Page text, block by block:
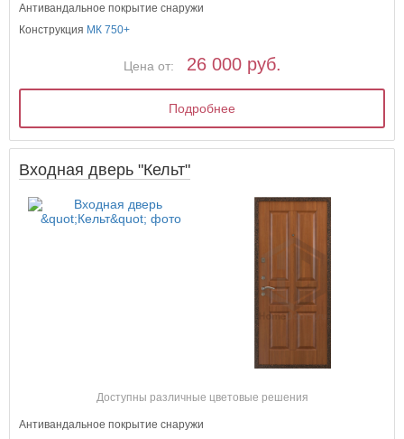
Антивандальное покрытие снаружи
Конструкция МК 750+
Цена от: 26 000 руб.
Подробнее
Входная дверь "Кельт"
Доступны различные цветовые решения
Антивандальное покрытие снаружи